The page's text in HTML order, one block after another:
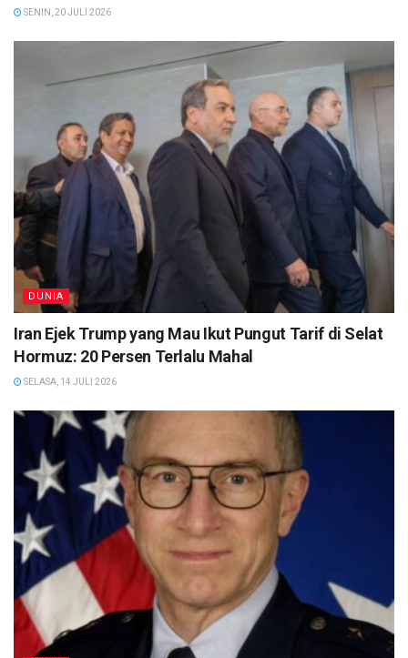
SENIN, 20 JULI 2026
DUNIA
Iran Ejek Trump yang Mau Ikut Pungut Tarif di Selat
Hormuz: 20 Persen Terlalu Mahal
SELASA, 14 JULI 2026